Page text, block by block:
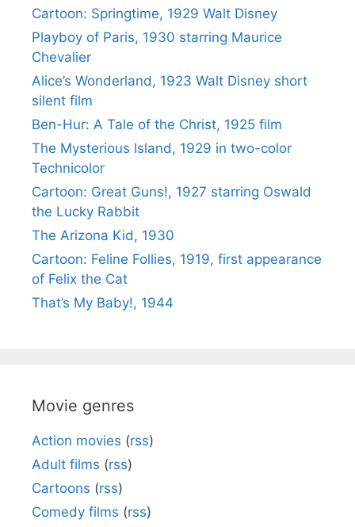
Cartoon: Springtime, 1929 Walt Disney
Playboy of Paris, 1930 starring Maurice
Chevalier
Alice’s Wonderland, 1923 Walt Disney short
silent film
Ben-Hur: A Tale of the Christ, 1925 film
The Mysterious Island, 1929 in two-color
Technicolor
Cartoon: Great Guns!, 1927 starring Oswald
the Lucky Rabbit
The Arizona Kid, 1930
Cartoon: Feline Follies, 1919, first appearance
of Felix the Cat
That’s My Baby!, 1944
Movie genres
Action movies (rss)
Adult films (rss)
Cartoons (rss)
Comedy films (rss)